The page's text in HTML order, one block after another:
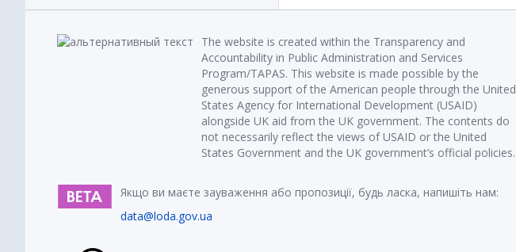
The website is created within the Transparency and
Accountability in Public Administration and Services
Program/TAPAS. This website is made possible by the
generous support of the American people through the United
States Agency for International Development (USAID)
alongside UK aid from the UK government. The contents do
not necessarily reflect the views of USAID or the United
States Government and the UK government’s official policies.
Якщо ви маєте зауваження або пропозиції, будь ласка, напишіть нам:
data@loda.gov.ua